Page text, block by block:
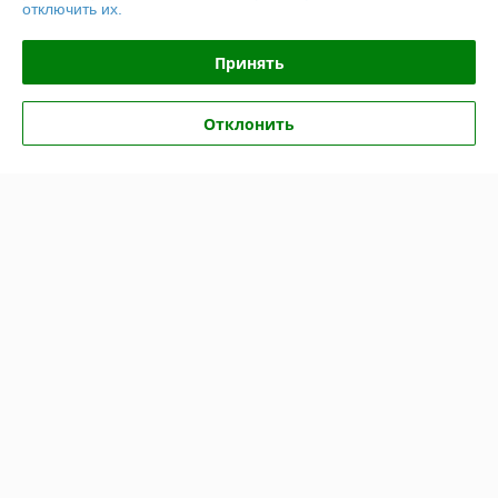
Доставка и оплата
отключить их.
Принять
Отклонить